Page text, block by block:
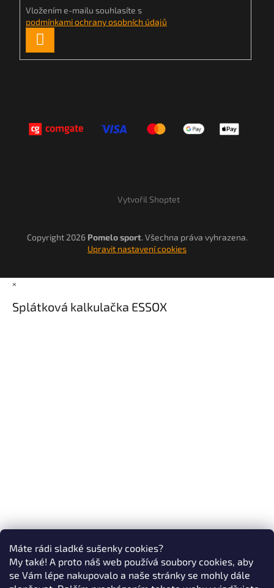
Máte rádi sladké sušenky cookies?
My také! A proto náš web používá soubory cookies, aby
se Vám lépe nakupovalo a naše stránky se mohly dále
Vložením e-mailu souhlasíte s
podmínkami ochrany osobních údajů
SE
Vytvořil Shoptet
Copyright 2026 Pomelo sport. Všechna práva vyhrazena.
Upravit nastavení cookies
×
Splátková kalkulačka ESSOX